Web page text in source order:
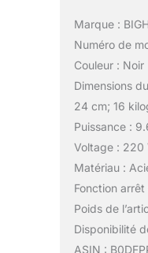
Marque :
Numéro de
Couleur : Noir
Dimensions
24 cm; 16
Puissance :
Voltage : 220
Matériau :
Fonction
Poids de
Disponibilité
ASIN :